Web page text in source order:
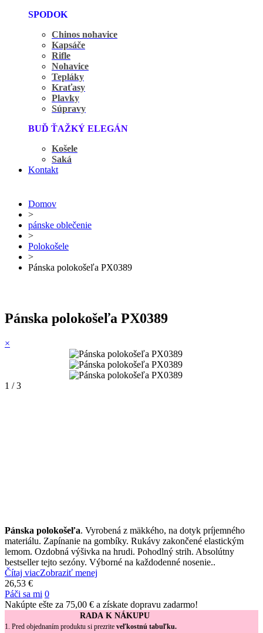
SPODOK
Chinos nohavice
Kapsáče
Rifle
Nohavice
Tepláky
Kraťasy
Plavky
Súpravy
BUĎ ŤAŽKÝ ELEGÁN
Košele
Saká
Kontakt
Domov
>
pánske oblečenie
>
Polokošele
>
Pánska polokošeľa PX0389
Pánska polokošeľa PX0389
×
1 / 3
Pánska polokošeľa. Vyrobená z mäkkého, na dotyk príjemného
materiálu. Zapínanie na gombíky. Rukávy zakončené elastickým
lemom. Ozdobná výšivka na hrudi. Pohodlný strih. Absolútny
bestseller tejto sezóny. Výborné na každodenné nosenie..
Čítaj viacZobraziť menej
26,53 €
Páči sa mi 0
Nakúpte ešte za 75,00 € a získate dopravu zadarmo!
RADA K NÁKUPU
1. Pred objednaním produktu si prezrite veľkostnú tabuľku.